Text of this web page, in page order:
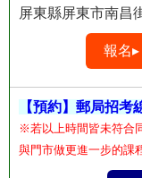
屏東縣屏東市南昌
報名
【預約】郵局招考
※若以上時間皆未符合
與門市做更進一步的課